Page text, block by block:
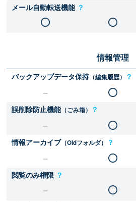
メール自動転送機能 ？
情報管理
バックアップデータ保持（編集履歴） ？
誤削除防止機能（ごみ箱） ？
情報アーカイブ（Oldフォルダ） ？
閲覧のみ権限 ？